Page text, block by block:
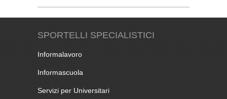
SPORTELLI SPECIALISTICI
Informalavoro
Informascuola
Servizi per Universitari